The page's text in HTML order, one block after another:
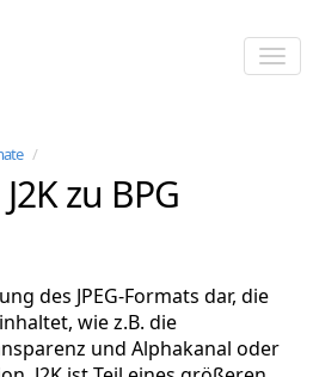
/
zu BPG
des JPEG-Formats dar, die
wie z.B. die
und Alphakanal oder